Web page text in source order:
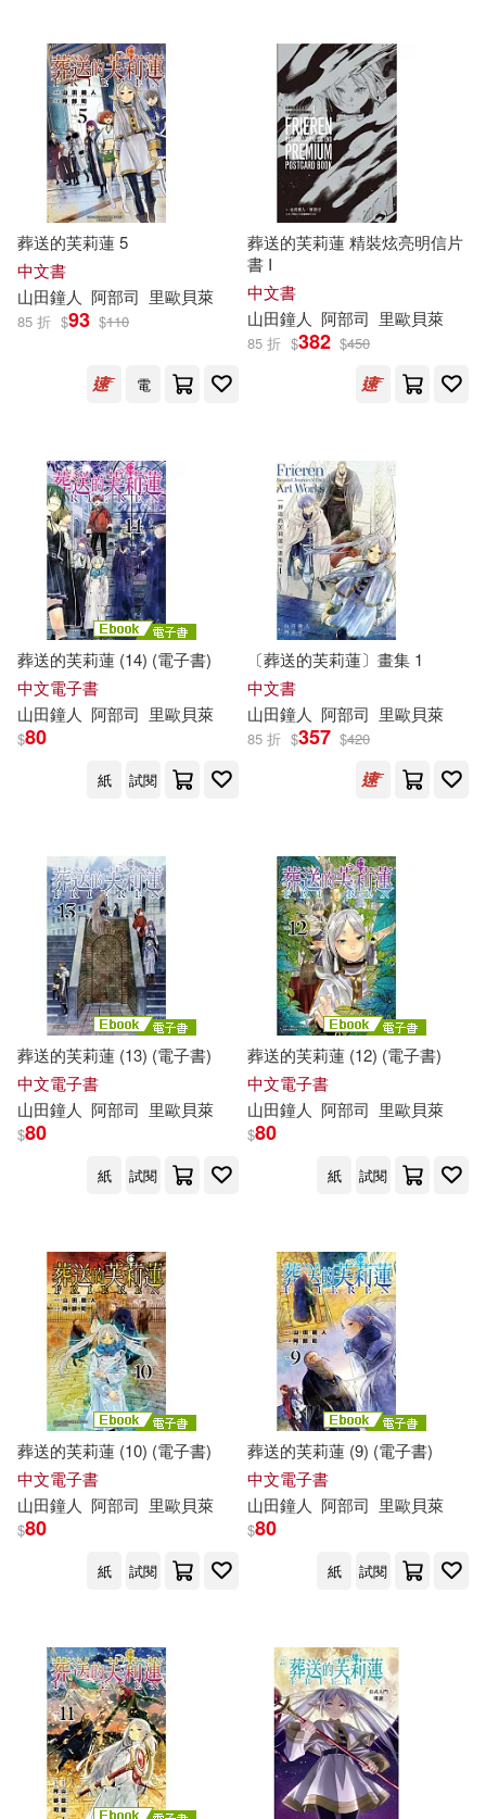
葬送的芙莉蓮 5
中文書
山田鐘人 阿部司 里歐貝萊
85 折 $93 $110
電
葬送的芙莉蓮 精裝炫亮明信片
書 I
中文書
山田鐘人 阿部司 里歐貝萊
85 折 $382 $450
葬送的芙莉蓮 (14) (電子書)
中文電子書
山田鐘人 阿部司 里歐貝萊
$80
紙 試閱
〔葬送的芙莉蓮〕畫集 1
中文書
山田鐘人 阿部司 里歐貝萊
85 折 $357 $420
葬送的芙莉蓮 (13) (電子書)
中文電子書
山田鐘人 阿部司 里歐貝萊
$80
紙 試閱
葬送的芙莉蓮 (12) (電子書)
中文電子書
山田鐘人 阿部司 里歐貝萊
$80
紙 試閱
葬送的芙莉蓮 (10) (電子書)
中文電子書
山田鐘人 阿部司 里歐貝萊
$80
紙 試閱
葬送的芙莉蓮 (9) (電子書)
中文電子書
山田鐘人 阿部司 里歐貝萊
$80
紙 試閱